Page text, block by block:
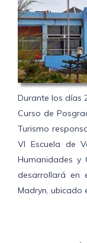
Durante los días
Curso de
Turismo
VI Escuela de
Humanidades y
desarrollará en
Madryn, ubicado